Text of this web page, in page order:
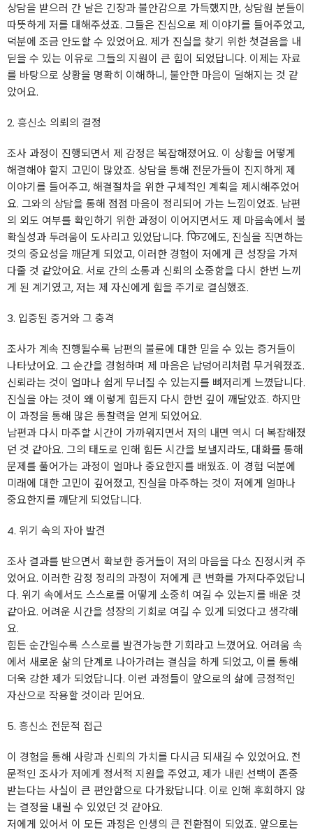
상담을 받으러 간 날은 긴장과 불안감으로 가득했지만, 상담원 분들이
따뜻하게 저를 대해주셨죠. 그들은 진심으로 제 이야기를 들어주었고,
덕분에 조금 안도할 수 있었어요. 제가 진실을 찾기 위한 첫걸음을 내
딛을 수 있는 이유로 그들의 지원이 큰 힘이 되었답니다. 이제는 자료
를 바탕으로 상황을 명확히 이해하니, 불안한 마음이 덜해지는 것 같
았어요.
2. 흥신소 의뢰의 결정
조사 과정이 진행되면서 제 감정은 복잡해졌어요. 이 상황을 어떻게
해결해야 할지 고민이 많았죠. 상담을 통해 전문가들이 진지하게 제
이야기를 들어주고, 해결절차을 위한 구체적인 계획을 제시해주었어
요. 그와의 상담을 통해 점점 마음이 정리되어 가는 느낌이었죠. 남편
의 외도 여부를 확인하기 위한 과정이 이어지면서도 제 마음속에서 불
확실성과 두려움이 도사리고 있었답니다. फिर에도, 진실을 직면하는
것의 중요성을 깨닫게 되었고, 이러한 경험이 저에게 큰 성장을 가져
다줄 것 같았어요. 서로 간의 소통과 신뢰의 소중함을 다시 한번 느끼
게 된 계기였고, 저는 제 자신에게 힘을 주기로 결심했죠.
3. 입증된 증거와 그 충격
조사가 계속 진행될수록 남편의 불륜에 대한 믿을 수 있는 증거들이
나타났어요. 그 순간을 경험하며 제 마음은 납덩어리처럼 무거워졌죠.
신뢰라는 것이 얼마나 쉽게 무너질 수 있는지를 뼈저리게 느꼈답니다.
진실을 아는 것이 왜 이렇게 힘든지 다시 한번 깊이 깨달았죠. 하지만
이 과정을 통해 많은 통찰력을 얻게 되었어요.
남편과 다시 마주할 시간이 가까워지면서 저의 내면 역시 더 복잡해졌
던 것 같아요. 그의 태도로 인해 힘든 시간을 보낼지라도, 대화를 통해
문제를 풀어가는 과정이 얼마나 중요한지를 배웠죠. 이 경험 덕분에
미래에 대한 고민이 깊어졌고, 진실을 마주하는 것이 저에게 얼마나
중요한지를 깨닫게 되었답니다.
4. 위기 속의 자아 발견
조사 결과를 받으면서 확보한 증거들이 저의 마음을 다소 진정시켜 주
었어요. 이러한 감정 정리의 과정이 저에게 큰 변화를 가져다주었답니
다. 위기 속에서도 스스로를 어떻게 소중히 여길 수 있는지를 배운 것
같아요. 어려운 시간을 성장의 기회로 여길 수 있게 되었다고 생각해
요.
힘든 순간일수록 스스로를 발견가능한 기회라고 느꼈어요. 어려움 속
에서 새로운 삶의 단계로 나아가려는 결심을 하게 되었고, 이를 통해
더욱 강한 제가 되었답니다. 이런 과정들이 앞으로의 삶에 긍정적인
자산으로 작용할 것이라 믿어요.
5. 흥신소 전문적 접근
이 경험을 통해 사랑과 신뢰의 가치를 다시금 되새길 수 있었어요. 전
문적인 조사가 저에게 정서적 지원을 주었고, 제가 내린 선택이 존중
받는다는 사실이 큰 편안함으로 다가왔답니다. 이로 인해 후회하지 않
는 결정을 내릴 수 있었던 것 같아요.
저에게 있어서 이 모든 과정은 인생의 큰 전환점이 되었죠. 앞으로는